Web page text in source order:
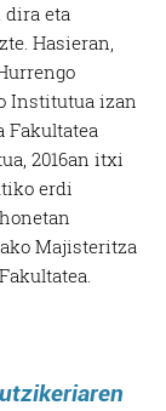
dira eta
Hasieran,
Institutua izan
Fakultatea
2016an itxi
erdi
Majisteritza